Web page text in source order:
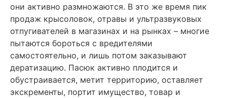
они активно размножаются. В это же время пик
продаж крысоловок, отравы и ультразвуковых
отпугивателей в магазинах и на рынках – многие
пытаются бороться с вредителями
самостоятельно, и лишь потом заказывают
дератизацию. Пасюк активно плодится и
обустраивается, метит территорию, оставляет
экскременты, портит имущество, товар и